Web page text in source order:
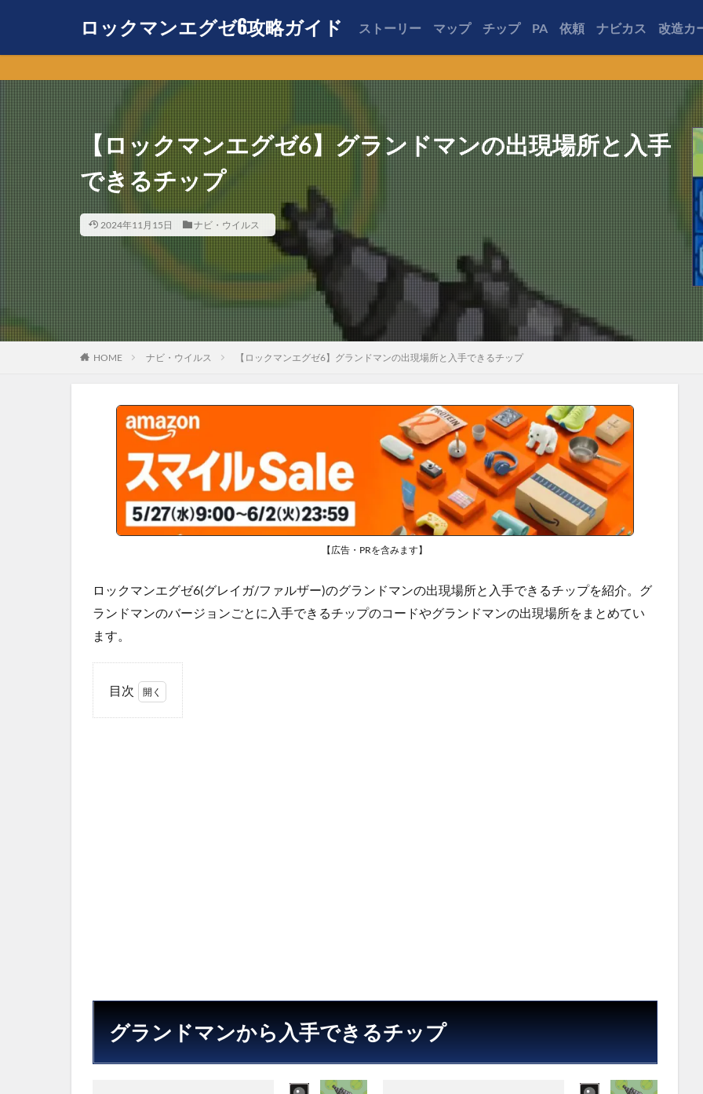
ロックマンエグゼ6攻略ガイド ストーリー マップ チップ PA 依頼 ナビカス 改造カ
【ロックマンエグゼ6】グランドマンの出現場所と入手
できるチップ
2024年11月15日 ナビ・ウイルス
HOME ナビ・ウイルス 【ロックマンエグゼ6】グランドマンの出現場所と入手できるチップ
【広告・PRを含みます】
ロックマンエグゼ6(グレイガ/ファルザー)のグランドマンの出現場所と入手できるチップを紹介。グ
ランドマンのバージョンごとに入手できるチップのコードやグランドマンの出現場所をまとめてい
ます。
目次
1.1
グラ
ンド
グランドマンから入手できるチップ